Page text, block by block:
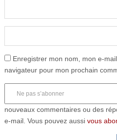
Enregistrer mon nom, mon e-
navigateur pour mon prochain
nouveaux commentaires ou des
e-mail. Vous pouvez aussi vous